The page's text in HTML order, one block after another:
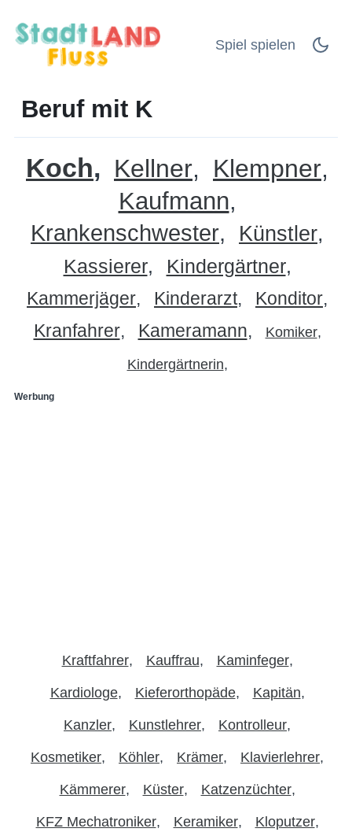
Spiel spielen
Beruf mit K
Koch Kellner Klempner
Kaufmann
Krankenschwester Künstler
Kassierer Kindergärtner
Kammerjäger Kinderarzt
Konditor
Kranfahrer
Kameramann Komiker
Kindergärtnerin
Werbung
Kraftfahrer Kauffrau Kaminfeger
Kardiologe Kieferorthopäde Kapitän
Kanzler Kunstlehrer Kontrolleur
Kosmetiker Köhler Krämer Klavierlehrer
Kämmerer Küster Katzenzüchter
KFZ Mechatroniker Keramiker Kloputzer